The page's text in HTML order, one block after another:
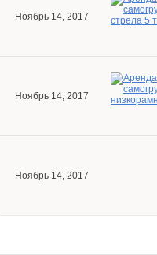
Ноябрь 14, 2017
Ноябрь 14, 2017
Ноябрь 14, 2017